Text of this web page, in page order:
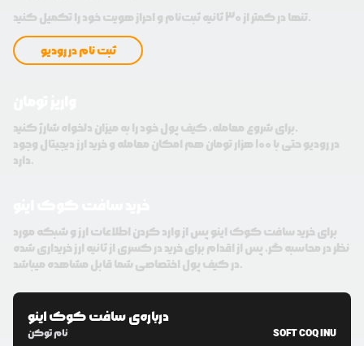
تنها در کمتر از 30 ثانیه ثبت‌نام و احراز هویت خود را تکمیل کنید.
ثبت نام در رودیو
برای شروع معامله، کیف پول خود را به میزان دلخواه شارژ کنید.
در رودیو حتی با 100 هزار تومان هم امکان معامله و خرید ارز دیجیتال وجود
دارد.
برای خرید سافت کوک اینو پس از وارد کردن اطلاعات ارز و شبکه مورد
نظر در محاسبه گر، پس از اقدام برای خرید در کسری از ثانیه ارز خریداری شده
در کیف پول اختصاصی شما قابل مشاهده میباشد.
درباره‌یسافت کوک اینو
نام توکن
SOFT COQ INU